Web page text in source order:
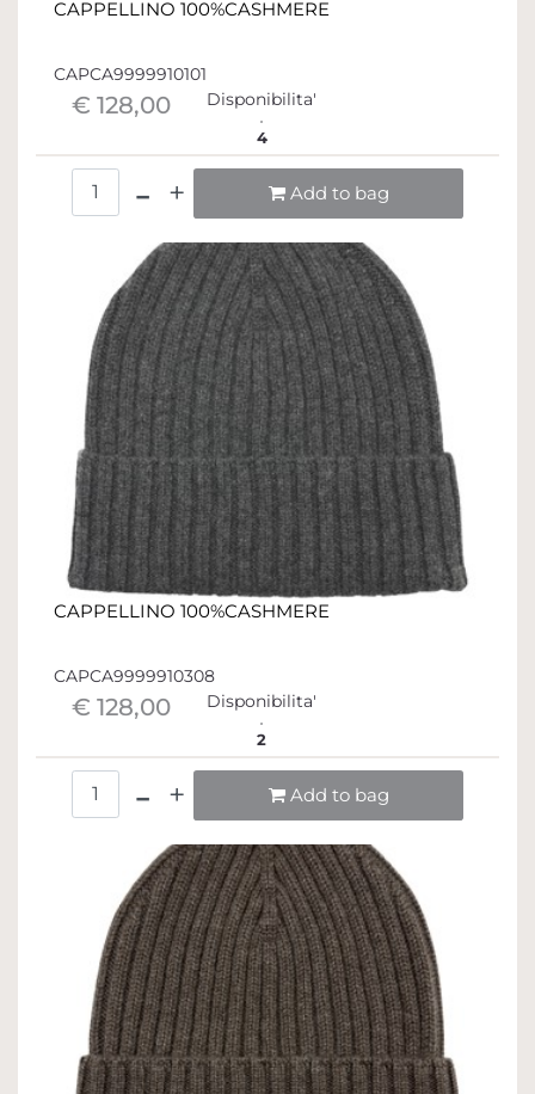
CAPPELLINO 100%CASHMERE
CAPCA9999910101
€ 128,00 Disponibilita'
4
Add to bag
CAPPELLINO 100%CASHMERE
CAPCA9999910308
€ 128,00 Disponibilita'
2
Add to bag